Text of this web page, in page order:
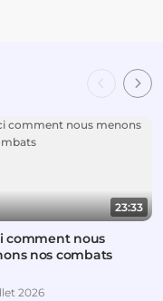
23:33
comment nous
nos combats
2026